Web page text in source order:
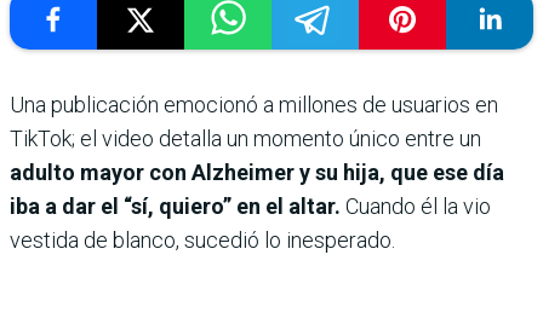
Una publicación emocionó a millones de usuarios en
TikTok; el video detalla un momento único entre un
adulto mayor con Alzheimer y su hija, que ese día
iba a dar el “sí, quiero” en el altar. Cuando él la vio
vestida de blanco, sucedió lo inesperado.